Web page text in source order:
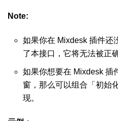
Note:
如果你在 Mixdesk 插件还
了本接口，它将无法被正
如果你想要在 Mixdesk 插
窗，那么可以组合「初始
现。